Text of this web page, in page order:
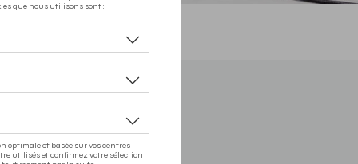
high